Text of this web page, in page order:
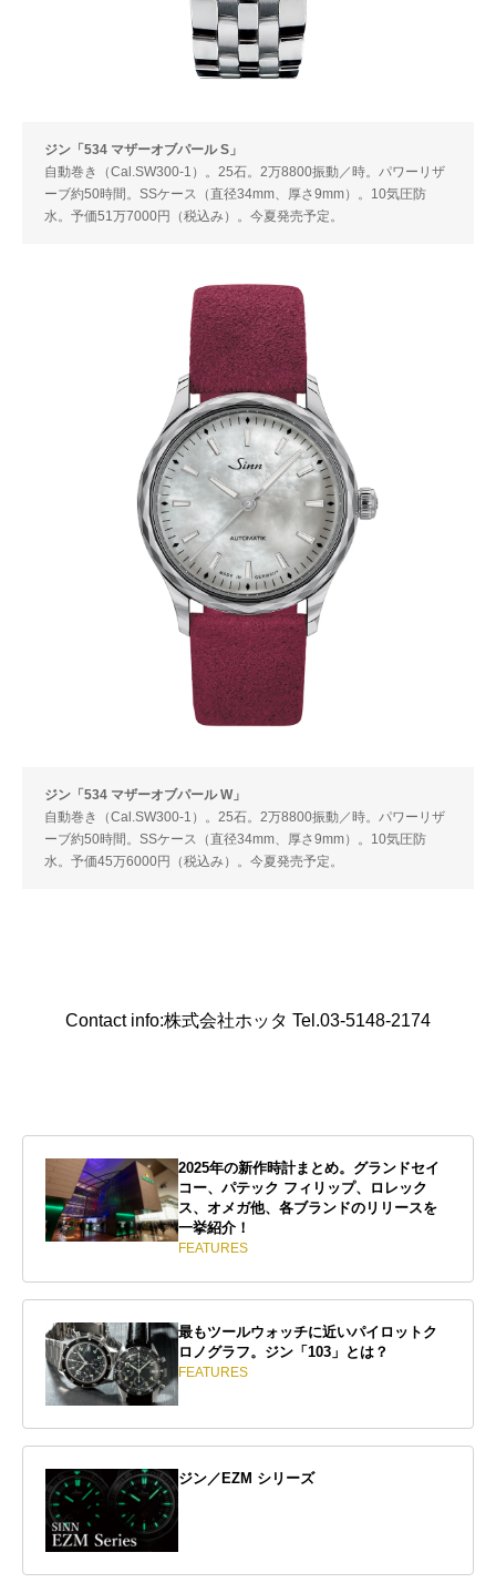
ジン「534 マザーオブパール S」
自動巻き（Cal.SW300-1）。25石。2万8800振動／時。パワーリザ
ーブ約50時間。SSケース（直径34mm、厚さ9mm）。10気圧防
水。予価51万7000円（税込み）。今夏発売予定。
ジン「534 マザーオブパール W」
自動巻き（Cal.SW300-1）。25石。2万8800振動／時。パワーリザ
ーブ約50時間。SSケース（直径34mm、厚さ9mm）。10気圧防
水。予価45万6000円（税込み）。今夏発売予定。
Contact info:株式会社ホッタ Tel.03-5148-2174
2025年の新作時計まとめ。グランドセイ
コー、パテック フィリップ、ロレック
ス、オメガ他、各ブランドのリリースを
一挙紹介！
FEATURES
最もツールウォッチに近いパイロットク
ロノグラフ。ジン「103」とは？
FEATURES
ジン／EZM シリーズ